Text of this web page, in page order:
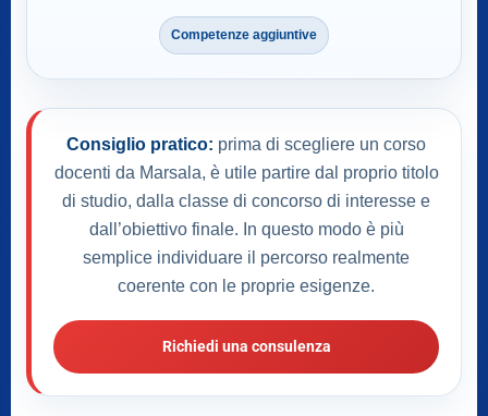
Competenze aggiuntive
Consiglio pratico: prima di scegliere un corso
docenti da Marsala, è utile partire dal proprio titolo
di studio, dalla classe di concorso di interesse e
dall’obiettivo finale. In questo modo è più
semplice individuare il percorso realmente
coerente con le proprie esigenze.
Richiedi una consulenza